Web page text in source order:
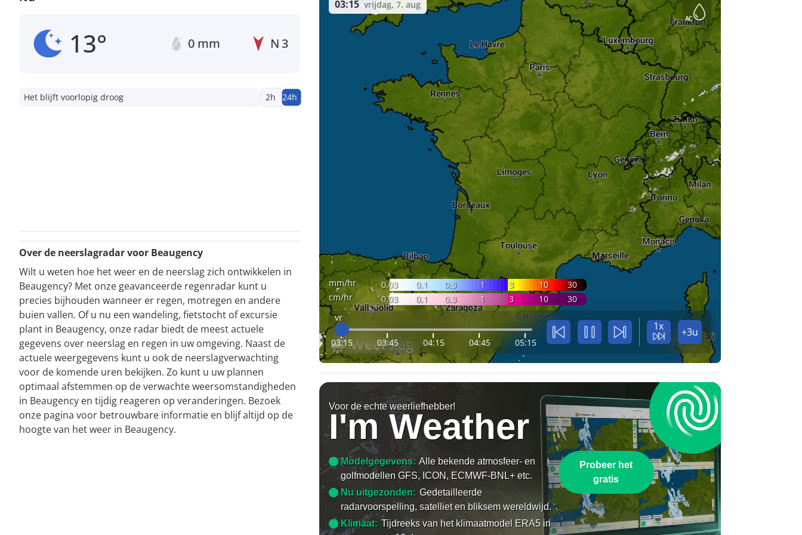
13° 0 mm N3
Het blijft voorlopig droog 2h 24h
Over de neerslagradar voor Beaugency
Wilt u weten hoe het weer en de neerslag zich ontwikkelen in
Beaugency? Met onze geavanceerde regenradar kunt u
precies bijhouden wanneer er regen, motregen en andere
buien vallen. Of u nu een wandeling, fietstocht of excursie
plant in Beaugency, onze radar biedt de meest actuele
gegevens over neerslag en regen in uw omgeving. Naast de
actuele weergegevens kunt u ook de neerslagverwachting
voor de komende uren bekijken. Zo kunt u uw plannen
optimaal afstemmen op de verwachte weersomstandigheden
in Beaugency en tijdig reageren op veranderingen. Bezoek
onze pagina voor betrouwbare informatie en blijf altijd op de
hoogte van het weer in Beaugency.
mm/hr 0,03 0,1 0,3 1 3 10
30
cm/hr
0,03 0,1 0,3 1 3 10
30
vr
03:15 03:45 04:15 04:45 05:15
1x +3u
03:15 vrijdag, 7. aug
Voor de echte weerliefhebber!
I'm Weather
Modelgegevens: Alle bekende atmosfeer- en
golfmodellen GFS, ICON, ECMWF-BNL+ etc.
Nu uitgezonden: Gedetailleerde
radarvoorspelling, satelliet en bliksem wereldwijd.
Klimaat: Tijdreeks van het klimaatmodel ERA5 in
Probeer het
gratis